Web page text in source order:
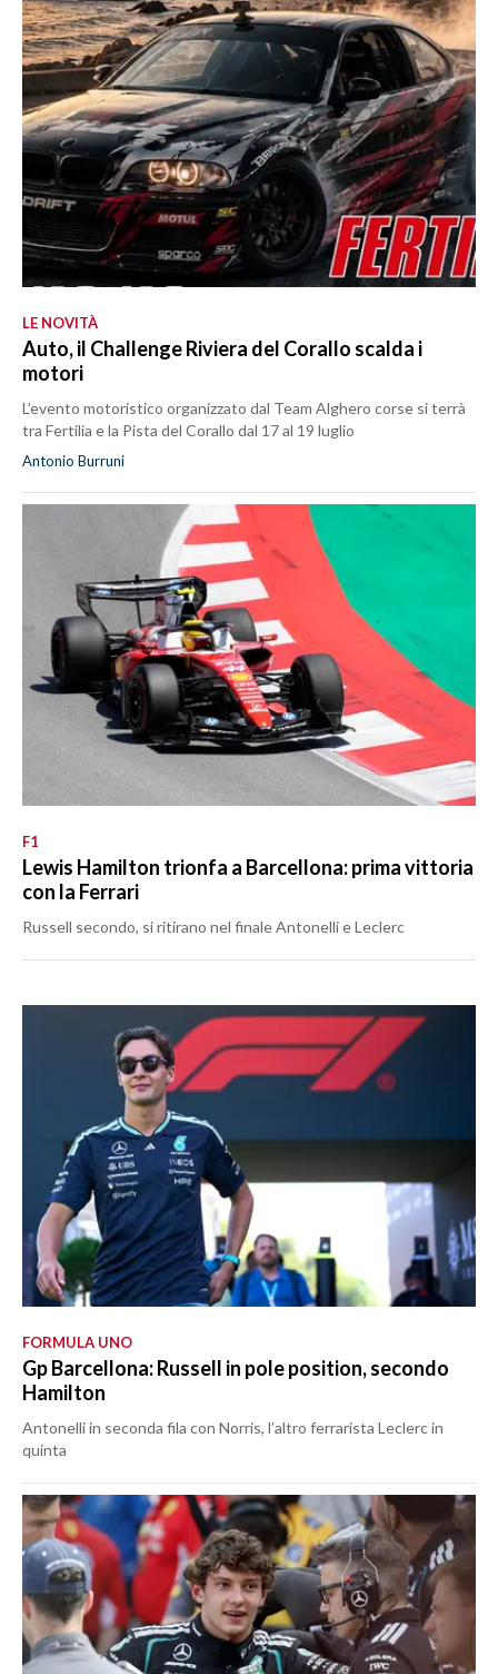
LE NOVITÀ
Auto, il Challenge Riviera del Corallo scalda i
motori
L’evento motoristico organizzato dal Team Alghero corse si terrà
tra Fertilia e la Pista del Corallo dal 17 al 19 luglio
Antonio Burruni
F1
Lewis Hamilton trionfa a Barcellona: prima vittoria
con la Ferrari
Russell secondo, si ritirano nel finale Antonelli e Leclerc
FORMULA UNO
Gp Barcellona: Russell in pole position, secondo
Hamilton
Antonelli in seconda fila con Norris, l’altro ferrarista Leclerc in
quinta